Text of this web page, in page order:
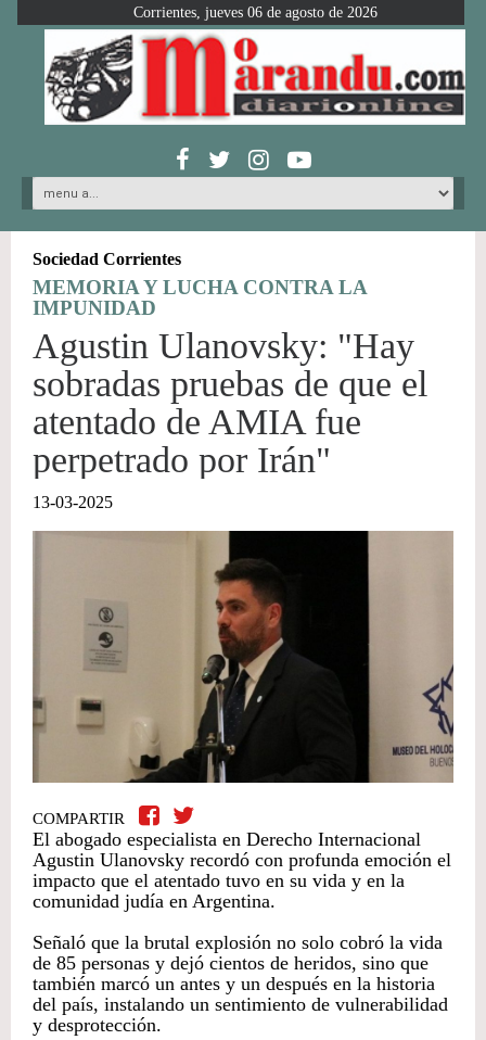
Corrientes, jueves 06 de agosto de 2026
Sociedad Corrientes
MEMORIA Y LUCHA CONTRA LA
IMPUNIDAD
Agustin Ulanovsky: "Hay
sobradas pruebas de que el
atentado de AMIA fue
perpetrado por Irán"
13-03-2025
COMPARTIR
El abogado especialista en Derecho Internacional
Agustin Ulanovsky recordó con profunda emoción el
impacto que el atentado tuvo en su vida y en la
comunidad judía en Argentina.
Señaló que la brutal explosión no solo cobró la vida
de 85 personas y dejó cientos de heridos, sino que
también marcó un antes y un después en la historia
del país, instalando un sentimiento de vulnerabilidad
y desprotección.